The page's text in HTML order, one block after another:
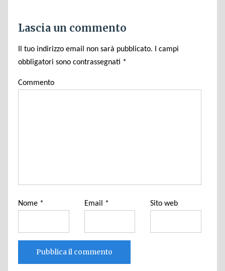
Lascia un commento
Il tuo indirizzo email non sarà pubblicato. I campi
obbligatori sono contrassegnati *
Commento
Nome * Email * Sito web